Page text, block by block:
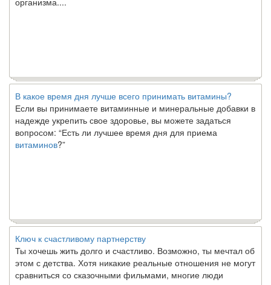
В какое время дня лучше всего принимать витамины?
Если вы принимаете витаминные и минеральные добавки в
надежде укрепить свое здоровье, вы можете задаться
вопросом: “Есть ли лучшее время дня для приема
витаминов ?”
Ключ к счастливому партнерству
Ты хочешь жить долго и счастливо. Возможно, ты мечтал об
этом с детства. Хотя никакие реальные отношения не могут
сравниться со сказочными фильмами, многие люди
наслаждаются...